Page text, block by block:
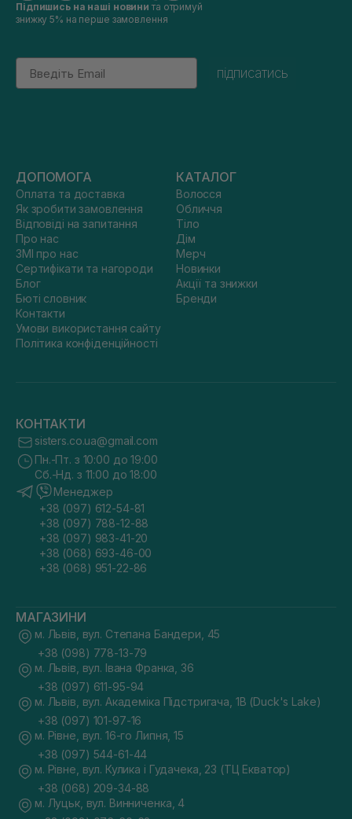
Підпишись на наші новини та отримуй
знижку 5% на перше замовлення
Email
підписатись
ДОПОМОГА
Оплата та доставка
Як зробити замовлення
Відповіді на запитання
Про нас
ЗМІ про нас
Сертифікати та нагороди
Блог
Бюті словник
Контакти
Умови використання сайту
Політика конфіденційності
КАТАЛОГ
Волосся
Обличчя
Тіло
Дім
Мерч
Новинки
Акції та знижки
Бренди
КОНТАКТИ
sisters.co.ua@gmail.com
Пн.-Пт. з 10:00 до 19:00
Сб.-Нд. з 11:00 до 18:00
Менеджер
+38 (097) 612-54-81
+38 (097) 788-12-88
+38 (097) 983-41-20
+38 (068) 693-46-00
+38 (068) 951-22-86
МАГАЗИНИ
м. Львів, вул. Степана Бандери, 45
+38 (098) 778-13-79
м. Львів, вул. Івана Франка, 36
+38 (097) 611-95-94
м. Львів, вул. Академіка Підстригача, 1В (Duck's Lake)
+38 (097) 101-97-16
м. Рівне, вул. 16-го Липня, 15
+38 (097) 544-61-44
м. Рівне, вул. Кулика і Гудачека, 23 (ТЦ Екватор)
+38 (068) 209-34-88
м. Луцьк, вул. Винниченка, 4